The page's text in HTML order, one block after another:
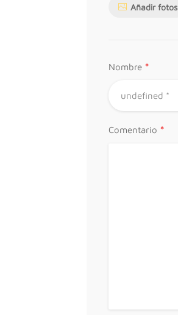
Añadir fotos
Nombre *
Comentario *